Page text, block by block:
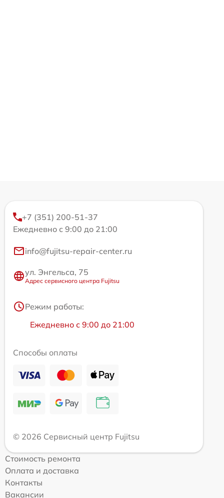
+7 (351) 200-51-37
Ежедневно с 9:00 до 21:00
info@fujitsu-repair-center.ru
ул. Энгельса, 75
Адрес сервисного центра Fujitsu
Режим работы:
Ежедневно с 9:00 до 21:00
Способы оплаты
© 2026 Сервисный центр Fujitsu
Стоимость ремонта
Оплата и доставка
Контакты
Вакансии